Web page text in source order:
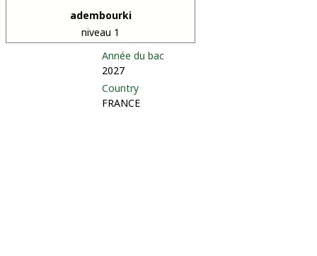
adembourki
niveau 1
Année du bac
2027
Country
FRANCE